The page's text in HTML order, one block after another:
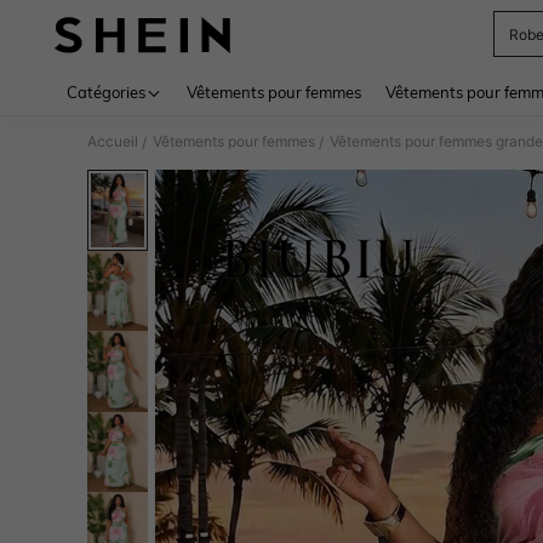
Robe
Catégories Vêtements pour femmes Vêtements pour
Accueil / Vêtements pour femmes / Vêtements pour femmes